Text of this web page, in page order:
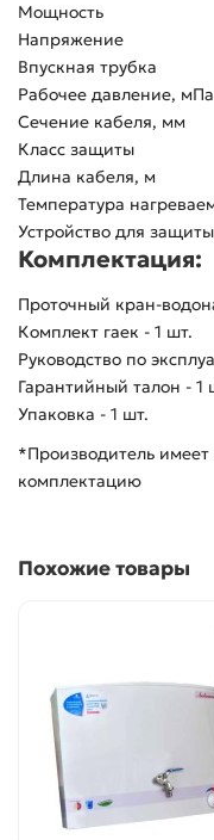
Мощность
Напряжение
Впускная трубка
Рабочее давление, мПа
Сечение кабеля, мм
Класс защиты
Длина кабеля, м
Температура
Устройство для
Комплектация:
Проточный кран-
Комплект гаек - 1 шт.
Руководство по
Гарантийный талон - 1
Упаковка - 1 шт.
*Производитель
комплектацию
Похожие товары